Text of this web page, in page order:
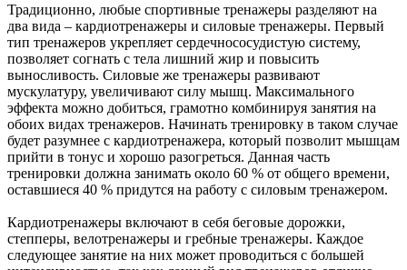
Традиционно, любые спортивные тренажеры разделяют на
два вида – кардиотренажеры и силовые тренажеры. Первый
тип тренажеров укрепляет сердечнососудистую систему,
позволяет согнать с тела лишний жир и повысить
выносливость. Силовые же тренажеры развивают
мускулатуру, увеличивают силу мышц. Максимального
эффекта можно добиться, грамотно комбинируя занятия на
обоих видах тренажеров. Начинать тренировку в таком случае
будет разумнее с кардиотренажера, который позволит мышцам
прийти в тонус и хорошо разогреться. Данная часть
тренировки должна занимать около 60 % от общего времени,
оставшиеся 40 % придутся на работу с силовым тренажером.
Кардиотренажеры включают в себя беговые дорожки,
степперы, велотренажеры и гребные тренажеры. Каждое
следующее занятие на них может проводиться с большей